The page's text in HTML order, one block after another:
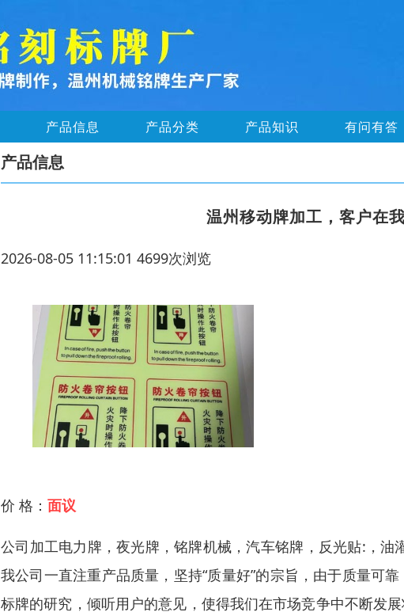
产品信息 产品分类 产品知识 有问有答
产品信息
温州移动牌加工，客户在
2026-08-05 11:15:01 4699次浏览
价 格： 面议
公司加工电力牌，夜光牌，铭牌机械，汽车铭牌，反光贴:，
我公司一直注重产品质量，坚持“质量好”的宗旨，由于质量可
标牌的研究，倾听用户的意见，使得我们在市场竞争中不断发